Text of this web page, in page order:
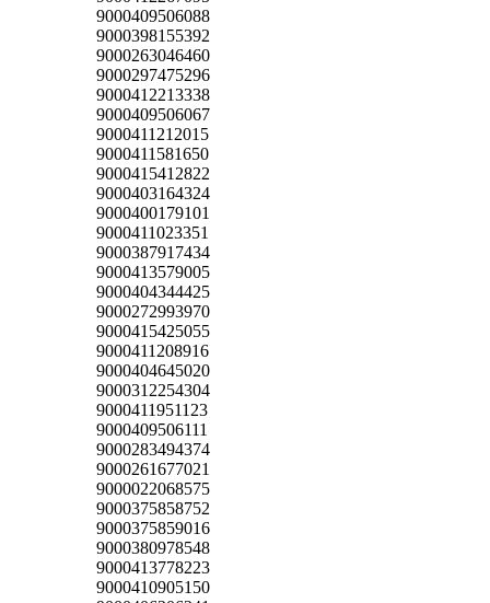
9000409506088
9000398155392
9000263046460
9000297475296
9000412213338
9000409506067
9000411212015
9000411581650
9000415412822
9000403164324
9000400179101
9000411023351
9000387917434
9000413579005
9000404344425
9000272993970
9000415425055
9000411208916
9000404645020
9000312254304
9000411951123
9000409506111
9000283494374
9000261677021
9000022068575
9000375858752
9000375859016
9000380978548
9000413778223
9000410905150